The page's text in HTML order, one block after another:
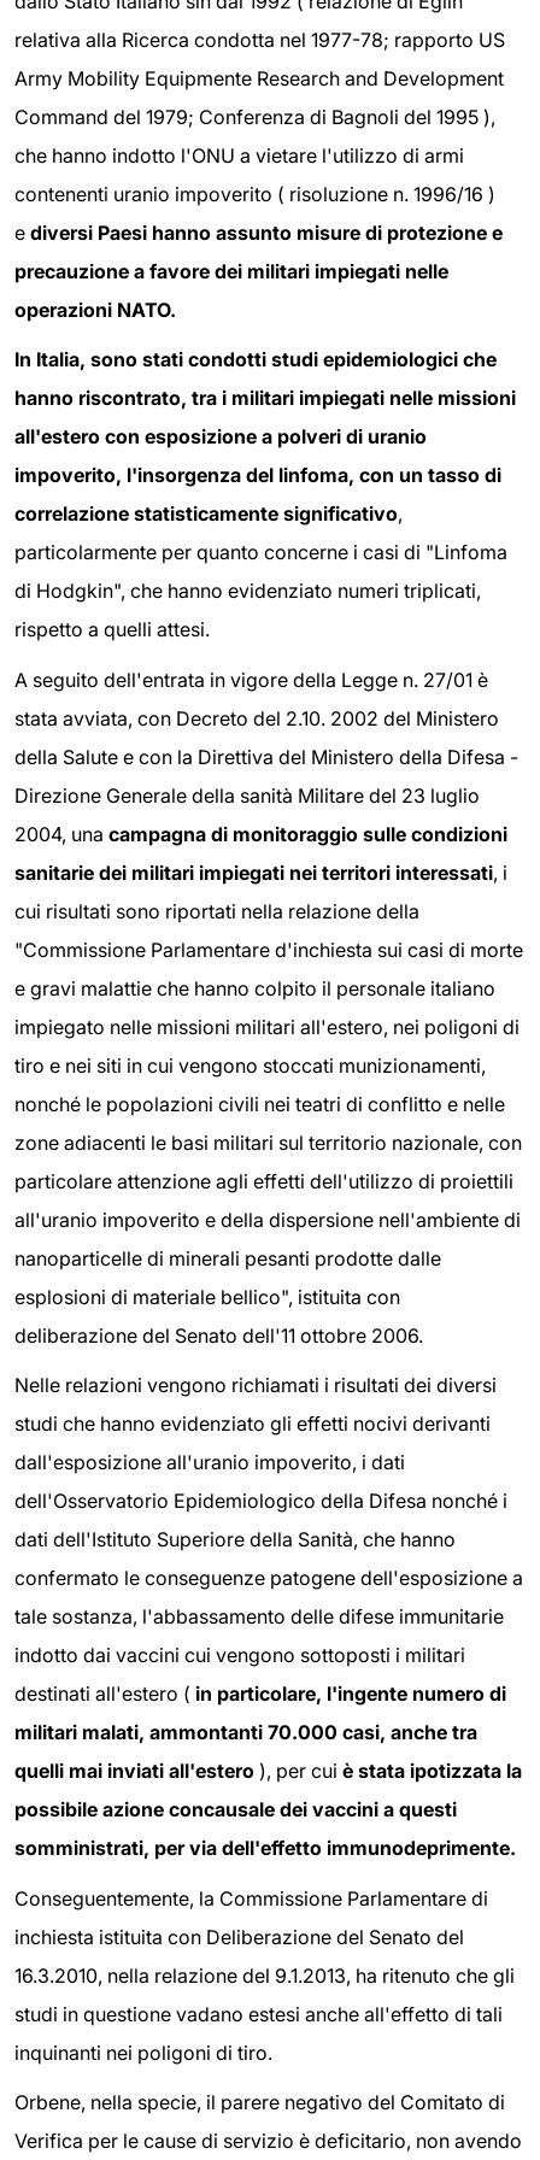
relativa alla Ricerca condotta nel 1977-78; rapporto US
Army Mobility Equipmente Research and Development
Command del 1979; Conferenza di Bagnoli del 1995 ),
che hanno indotto l'ONU a vietare l'utilizzo di armi
contenenti uranio impoverito ( risoluzione n. 1996/16 )
e diversi Paesi hanno assunto misure di protezione e
precauzione a favore dei militari impiegati nelle
operazioni NATO.
In Italia, sono stati condotti studi epidemiologici che
hanno riscontrato, tra i militari impiegati nelle missioni
all'estero con esposizione a polveri di uranio
impoverito, l'insorgenza del linfoma, con un tasso di
correlazione statisticamente significativo,
particolarmente per quanto concerne i casi di "Linfoma
di Hodgkin", che hanno evidenziato numeri triplicati,
rispetto a quelli attesi.
A seguito dell'entrata in vigore della Legge n. 27/01 è
stata avviata, con Decreto del 2.10. 2002 del Ministero
della Salute e con la Direttiva del Ministero della Difesa -
Direzione Generale della sanità Militare del 23 luglio
2004, una campagna di monitoraggio sulle condizioni
sanitarie dei militari impiegati nei territori interessati, i
cui risultati sono riportati nella relazione della
"Commissione Parlamentare d'inchiesta sui casi di morte
e gravi malattie che hanno colpito il personale italiano
impiegato nelle missioni militari all'estero, nei poligoni di
tiro e nei siti in cui vengono stoccati munizionamenti,
nonché le popolazioni civili nei teatri di conflitto e nelle
zone adiacenti le basi militari sul territorio nazionale, con
particolare attenzione agli effetti dell'utilizzo di proiettili
all'uranio impoverito e della dispersione nell'ambiente di
nanoparticelle di minerali pesanti prodotte dalle
esplosioni di materiale bellico", istituita con
deliberazione del Senato dell'11 ottobre 2006.
Nelle relazioni vengono richiamati i risultati dei diversi
studi che hanno evidenziato gli effetti nocivi derivanti
dall'esposizione all'uranio impoverito, i dati
dell'Osservatorio Epidemiologico della Difesa nonché i
dati dell'Istituto Superiore della Sanità, che hanno
confermato le conseguenze patogene dell'esposizione a
tale sostanza, l'abbassamento delle difese immunitarie
indotto dai vaccini cui vengono sottoposti i militari
destinati all'estero ( in particolare, l'ingente numero di
militari malati, ammontanti 70.000 casi, anche tra
quelli mai inviati all'estero ), per cui è stata ipotizzata la
possibile azione concausale dei vaccini a questi
somministrati, per via dell'effetto immunodeprimente.
Conseguentemente, la Commissione Parlamentare di
inchiesta istituita con Deliberazione del Senato del
16.3.2010, nella relazione del 9.1.2013, ha ritenuto che gli
studi in questione vadano estesi anche all'effetto di tali
inquinanti nei poligoni di tiro.
Orbene, nella specie, il parere negativo del Comitato di
Verifica per le cause di servizio è deficitario, non avendo